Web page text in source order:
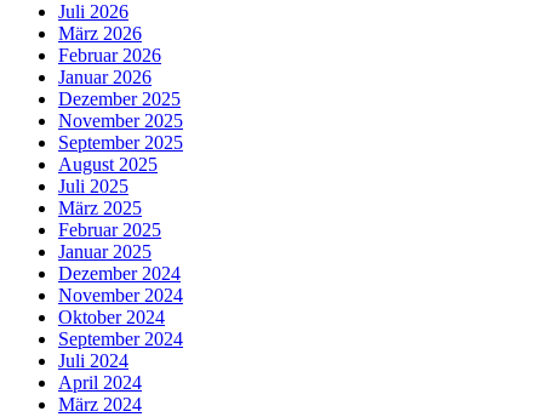
Juli 2026
März 2026
Februar 2026
Januar 2026
Dezember 2025
November 2025
September 2025
August 2025
Juli 2025
März 2025
Februar 2025
Januar 2025
Dezember 2024
November 2024
Oktober 2024
September 2024
Juli 2024
April 2024
März 2024